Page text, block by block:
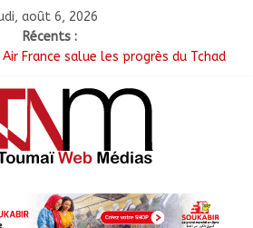
août 6, 2026
Récents :
France salue les progrès du Tchad
lors d’une vaste opération de
N’Djamena et l’OMS renforcent leur
d’un milliard de FCFA pour former